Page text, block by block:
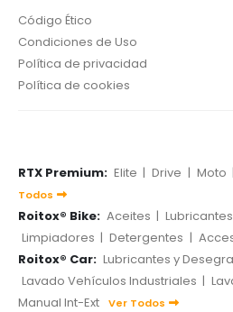
Código Ético
Condiciones de Uso
Política de privacidad
Política de cookies
RTX Premium: Elite | Drive | Moto |
Todos
Roitox® Bike: Aceites | Lubricantes
Limpiadores | Detergentes |
Roitox® Car: Lubricantes y
Lavado Vehículos Industriales |
Manual Int-Ext
Ver Todos